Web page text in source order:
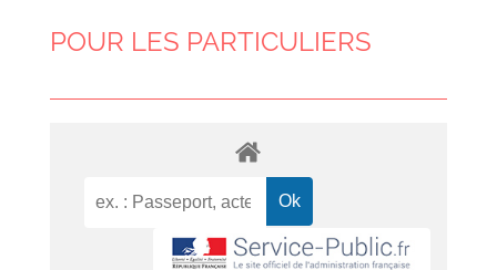
POUR LES PARTICULIERS